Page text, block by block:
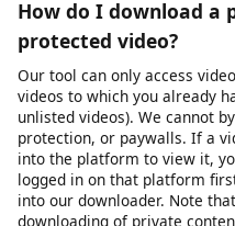
Yes, videodownloader.net
devices through the Safari
web-based, there is no app
paste the video URL, and
restrictions on where
need to use the Files app or
access your downloaded
iOS, we recommend using